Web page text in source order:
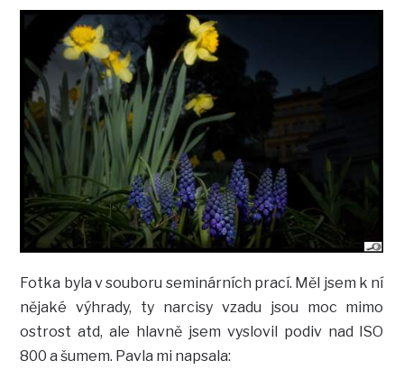
Fotka byla v souboru seminárních prací. Měl jsem k ní
nějaké výhrady, ty narcisy vzadu jsou moc mimo
ostrost atd, ale hlavně jsem vyslovil podiv nad ISO
800 a šumem. Pavla mi napsala: